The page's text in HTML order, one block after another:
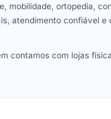
mobilidade, ortopedia,
atendimento confiável e
contamos com lojas